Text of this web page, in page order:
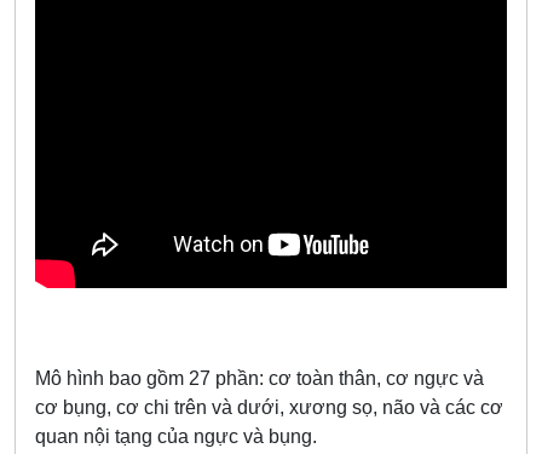
Mô hình bao gồm 27 phần: cơ toàn thân, cơ ngực và
cơ bụng, cơ chi trên và dưới, xương sọ, não và các cơ
quan nội tạng của ngực và bụng.